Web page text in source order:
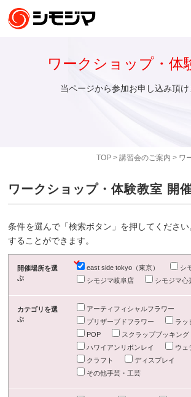
TOP> 講習会のご案内 > ワ
ワークショップ・体
当ページから参加お申し込み頂け
ワークショップ・体験教室 開
条件を選んで「検索ボタン」を押してくださ
することができます。
開催場所を選
ぶ
east side tokyo（東京）
シ
シモジマ岐阜店
シモジマ心
カテゴリを選
ぶ
アーティフィシャルフラワー
プリザーブドフラワー
ラッ
POP
スクラップブッキング
ハワイアンリボンレイ
ウェ
クラフト
ディスプレイ
その他手芸・工芸